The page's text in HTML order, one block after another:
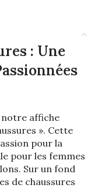
: Une
notre affiche
». Cette
pour la
pour les femmes
Sur un fond
de chaussures